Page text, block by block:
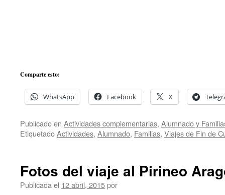
Comparte esto:
WhatsApp Facebook X
Publicado en Actividades complementarias, Alumnado y
EtiquetadoActividades, Alumnado, Familias, Viajes de Fin de
Fotos del viaje al Pirineo
Publicada el 12 abril, 2015por